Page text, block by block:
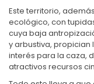
Este territorio,
ecológico, con
cuya baja
y arbustiva,
interés para la caza,
atractivos recursos